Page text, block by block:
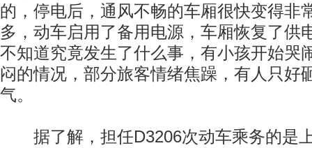
的，停电后，通风不畅的车厢很快变得非
多，动车启用了备用电源，车厢恢复了供
不知道究竟发生了什么事，有小孩开始哭
闷的情况，部分旅客情绪焦躁，有人只好
气。
据了解，担任D3206次动车乘务的是